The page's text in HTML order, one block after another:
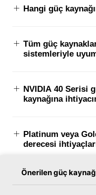
Hangi güç
Tüm güç
sistemleriyle
NVIDIA 40 Serisi
kaynağına
Platinum veya Gold gibi hangi güç verimliliği
derecesi
ATX PSU
Önerilen güç